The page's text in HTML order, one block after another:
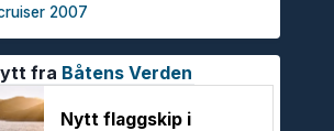
2007
fra Båtens Verden
Nytt flaggskip i